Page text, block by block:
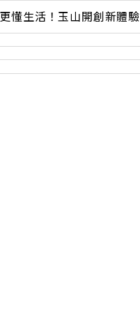
懂生活！玉山開創新體驗